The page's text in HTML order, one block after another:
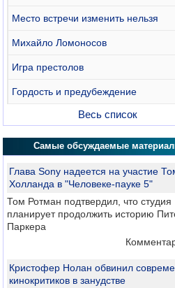
Место встречи изменить нельзя
Михайло Ломоносов
Игра престолов
Гордость и предубеждение
Весь список
Самые обсуждаемые
Глава Sony надеется на участие
Холланда в "Человеке-пауке 5"
Том Ротман подтвердил, что студия
планирует продолжить историю
Паркера
Кристофер Нолан обвинил
кинокритиков в занудстве